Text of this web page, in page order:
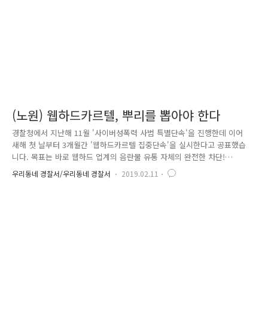
(노원) 웹하드카르텔, 뿌리를 뽑아야 한다
경찰청에서 지난해 11월 '사이버성폭력 사범 특별단속'을 진행한데 이어
새해 첫 날부터 3개월간 '웹하드카르텔 집중단속'을 실시한다고 공표했습
니다. 목표는 바로 웹하드 업계의 음란물 유통 자체의 완전한 차단!
2019.1.1. ~ 3.31. 총 3개월 동안 경찰청과 함께 다양한 관계기관이 힘을 합
쳐 음란물 유통이 근절될때까지 입체적인 단속을 진행할 예정인데요. 많은
우리동네 경찰서/우리동네 경찰서 2019.02.11